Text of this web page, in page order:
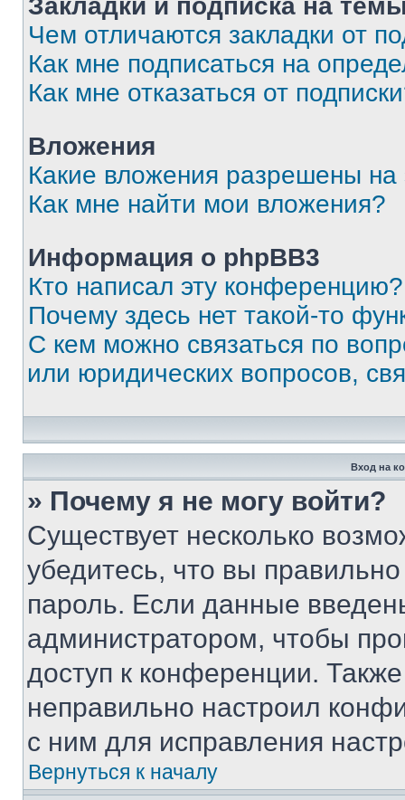
Закладки и подписка на
Чем отличаются закладки от
Как мне подписаться на
Как мне отказаться от
Вложения
Какие вложения разрешены
Как мне найти мои вложения?
Информация о phpBB3
Кто написал эту конференцию?
Почему здесь нет такой-то
С кем можно связаться по
или юридических вопросов,
Вход на
» Почему я не могу войти?
Существует несколько
убедитесь, что вы
пароль. Если данные
администратором, чтобы
доступ к конференции.
неправильно настроил
с ним для исправления
Вернуться к началу